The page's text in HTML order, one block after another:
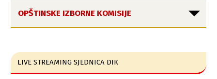
OPŠTINSKE IZBORNE KOMISIJE
LIVE STREAMING SJEDNICA DIK